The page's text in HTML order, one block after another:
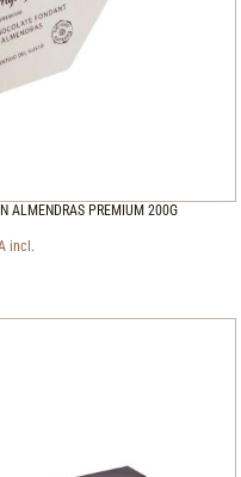
ALMENDRAS PREMIUM 200G
incl.